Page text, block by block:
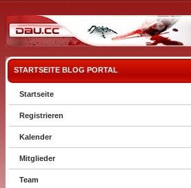
STARTSEITE BLOG PORTAL
Startseite
Registrieren
Kalender
Mitglieder
Team